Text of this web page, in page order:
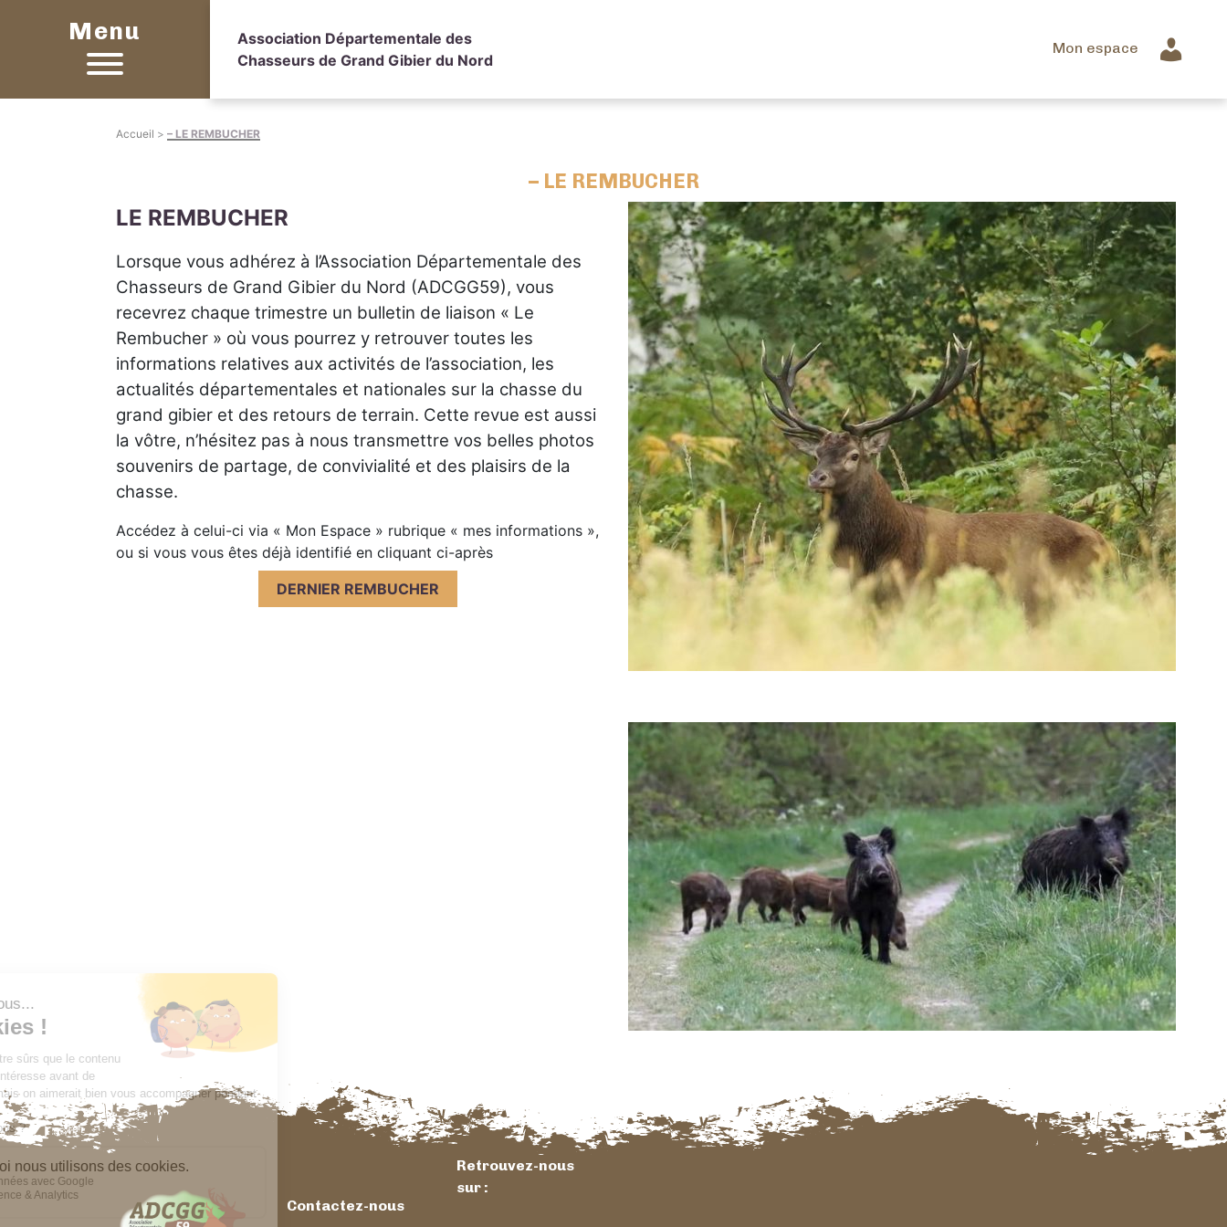
Menu
Association Départementale des
Chasseurs de Grand Gibier du Nord
Mon espace
Accueil > – LE REMBUCHER
– LE REMBUCHER
LE REMBUCHER
Lorsque vous adhérez à l’Association Départementale des
Chasseurs de Grand Gibier du Nord (ADCGG59), vous
recevrez chaque trimestre un bulletin de liaison « Le
Rembucher » où vous pourrez y retrouver toutes les
informations relatives aux activités de l’association, les
actualités départementales et nationales sur la chasse du
grand gibier et des retours de terrain. Cette revue est aussi
la vôtre, n’hésitez pas à nous transmettre vos belles photos
souvenirs de partage, de convivialité et des plaisirs de la
chasse.
Accédez à celui-ci via « Mon Espace » rubrique « mes informations »,
ou si vous vous êtes déjà identifié en cliquant ci-après
DERNIER REMBUCHER
Contactez-nous
Retrouvez-nous
sur :